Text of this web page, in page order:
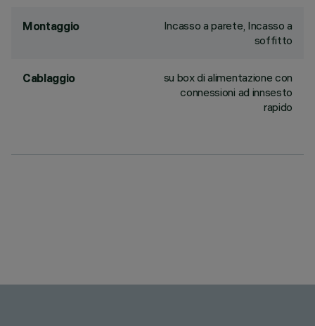
Montaggio
Incasso a parete, Incasso a
soffitto
Cablaggio
su box di alimentazione con
connessioni ad innsesto
rapido